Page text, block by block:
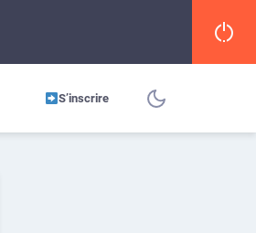
S’inscrire